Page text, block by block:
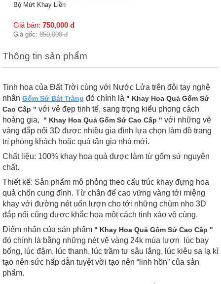
Bộ Mứt Khay Liền
Giá bán: 750,000 đ
Giá gốc: 850,000 đ
Thông tin sản phẩm
Tinh hoa của Đất Trời cùng với Nước Lửa trên đôi tay nghệ
nhân Gốm Sứ Bát Tràng đó chính là " Khay Hoa Quả Gốm Sứ
Cao Cấp " với vẻ đẹp tinh tế, sang trọng kiểu phong cách
hoàng gia,
" Khay Hoa Quả Gốm Sứ Cao Cấp " với những vẽ
vàng đắp nổi 3D được nhiều gia đình lựa chọn làm đồ trang
trí phòng khách hoặc quà tân gia nhà mới.
Chất liệu: 100% khay hoa quả được làm từ gốm sứ nguyên
chất.
Thiết kế: Sản phẩm mô phỏng theo cấu trúc khay đựng hoa
quả chốn cung đình. Từ chân đế cao vững vàng tới miệng
khay với đường nét uốn lượn cho tới những chùm nho 3D
đắp nổi cũng được khắc họa một cách tinh xảo vô cùng.
Điểm nhấn của sản phẩm " Khay Hoa Quả Gốm Sứ Cao Cấp "
đó chính là bằng những nét vẽ vàng 24k múa lượn lúc bay
bổng, lúc đậm, lúc thanh, lúc trầm tư sâu lắng, lúc kiêu sa lạ kì
tạo nên sức hấp dẫn tuyệt vời tạo nên “linh hồn” của sản
phẩm.